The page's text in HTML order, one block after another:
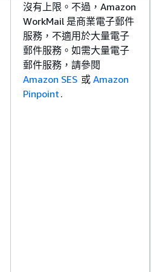
沒有上限。不過，Amazon
WorkMail 是商業電子郵件
服務，不適用於大量電子
郵件服務。如需大量電子
郵件服務，請參閱
Amazon SES 或 Amazon
Pinpoint .